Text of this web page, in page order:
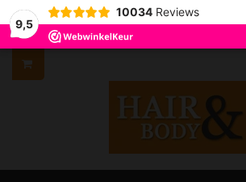
9,5
10034 Reviews